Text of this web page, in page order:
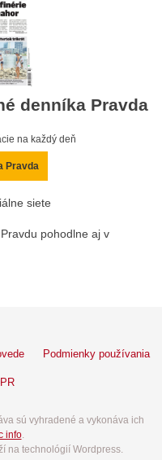
denníka Pravda
na každý deň
Pravda
siete
pohodlne aj v
Podmienky používania
sú vyhradené a vykonáva ich
info.
na technológií Wordpress.